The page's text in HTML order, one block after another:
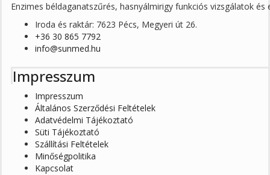
Enzimes béldaganatszűrés, hasnyálmirigy funkciós vizsgálatok
Iroda és raktár: 7623 Pécs, Megyeri út 26.
+36 30 865 7792
info@sunmed.hu
Impresszum
Impresszum
Általános Szerződési Feltételek
Adatvédelmi Tájékoztató
Süti Tájékoztató
Szállítási Feltételek
Minőségpolitika
Kapcsolat